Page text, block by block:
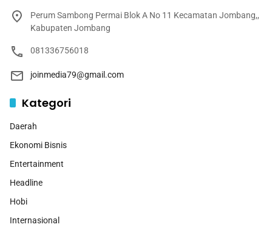
Perum Sambong Permai Blok A No 11 Kecamatan Jombang,,
Kabupaten Jombang
081336756018
joinmedia79@gmail.com
Kategori
Daerah
Ekonomi Bisnis
Entertainment
Headline
Hobi
Internasional